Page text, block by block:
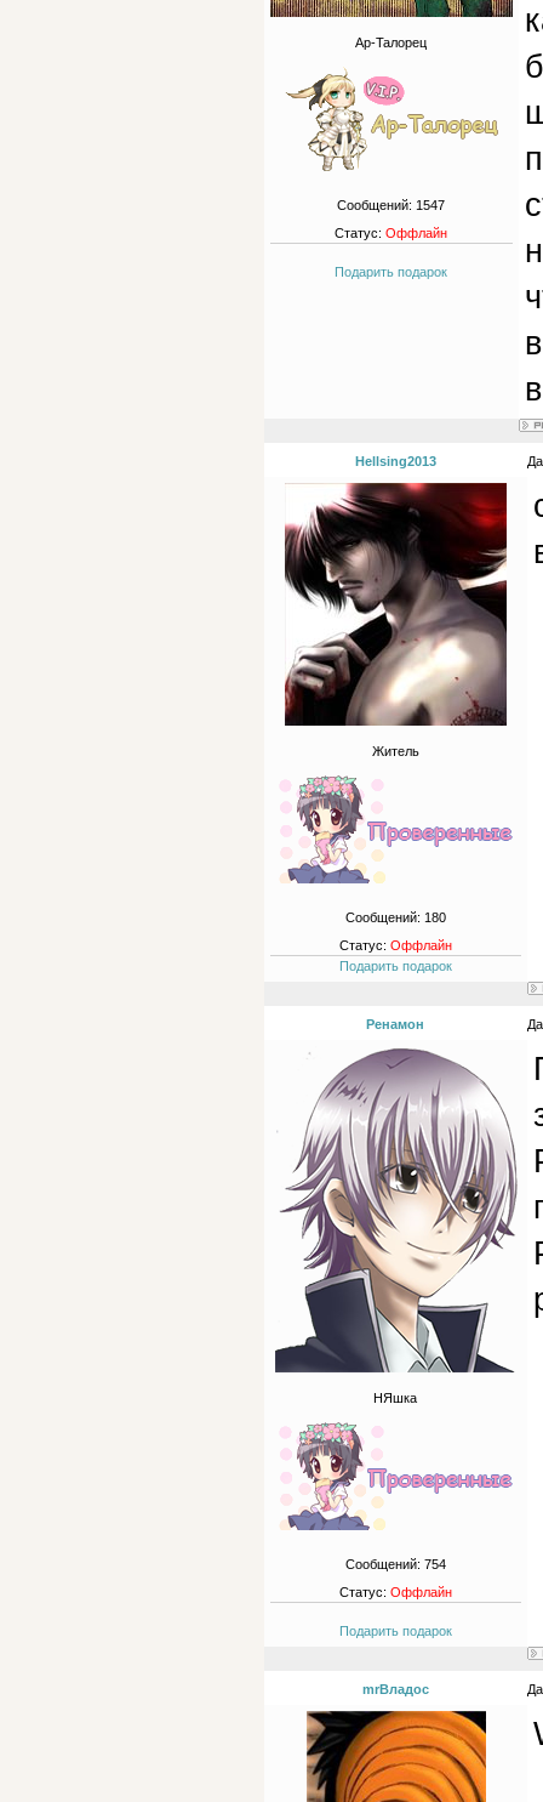
Ар-Талорец
Сообщений: 1547
Статус:Оффлайн
Подарить подарок
Hellsing2013
Житель
Сообщений: 180
Статус: Оффлайн
Подарить подарок
Ренамон
НЯшка
Сообщений: 754
Статус: Оффлайн
Подарить подарок
mrВладос